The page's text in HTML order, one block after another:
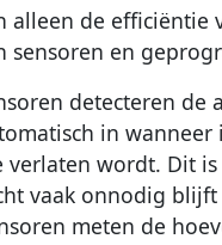
alleen de efficiëntie
en
detecteren de
in
wordt. Dit
vaak onnodig blijft
meten de